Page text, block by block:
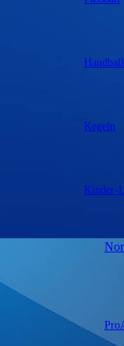
Handball
Kegeln
Kinder-